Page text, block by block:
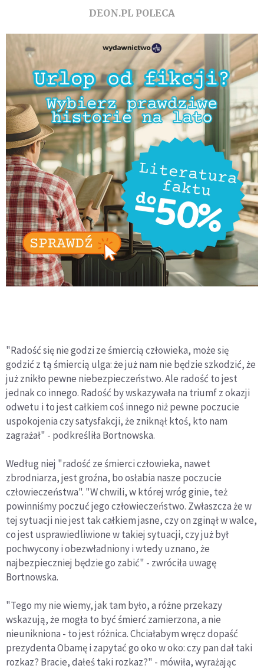
DEON.PL POLECA
"Radość się nie godzi ze śmiercią człowieka, może się
godzić z tą śmiercią ulga: że już nam nie będzie szkodzić, że
już znikło pewne niebezpieczeństwo. Ale radość to jest
jednak co innego. Radość by wskazywała na triumf z okazji
odwetu i to jest całkiem coś innego niż pewne poczucie
uspokojenia czy satysfakcji, że zniknął ktoś, kto nam
zagrażał" - podkreśliła Bortnowska.
Według niej "radość ze śmierci człowieka, nawet
zbrodniarza, jest groźna, bo osłabia nasze poczucie
człowieczeństwa". "W chwili, w której wróg ginie, też
powinniśmy poczuć jego człowieczeństwo. Zwłaszcza że w
tej sytuacji nie jest tak całkiem jasne, czy on zginął w walce,
co jest usprawiedliwione w takiej sytuacji, czy już był
pochwycony i obezwładniony i wtedy uznano, że
najbezpieczniej będzie go zabić" - zwróciła uwagę
Bortnowska.
"Tego my nie wiemy, jak tam było, a różne przekazy
wskazują, że mogła to być śmierć zamierzona, a nie
nieunikniona - to jest różnica. Chciałabym wręcz dopaść
prezydenta Obamę i zapytać go oko w oko: czy pan dał taki
rozkaz? Bracie, dałeś taki rozkaz?" - mówiła, wyrażając